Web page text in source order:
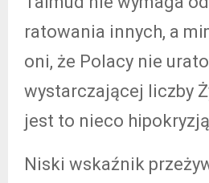
ratowania innych, a
oni, że Polacy nie
wystarczającej liczby
jest to nieco
Niski wskaźnik